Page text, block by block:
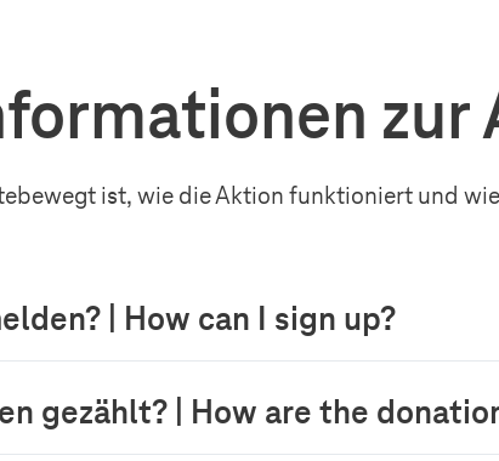
zur
ist, wie die Aktion funktioniert und
| How can I sign up?
gezählt? | How are the